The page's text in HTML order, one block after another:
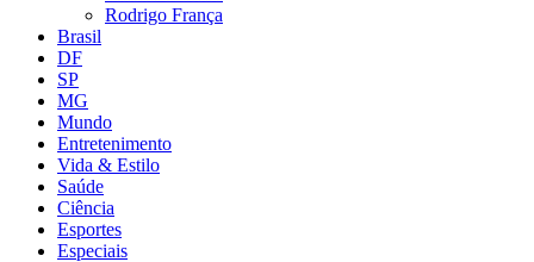
Rodrigo França
Brasil
DF
SP
MG
Mundo
Entretenimento
Vida & Estilo
Saúde
Ciência
Esportes
Especiais